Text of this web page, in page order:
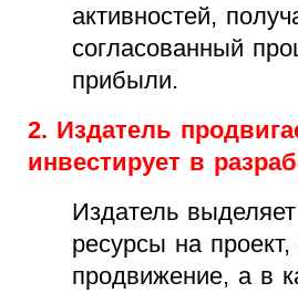
активностей,
согласованный
прибыли.
2. Издатель
инвестирует в
Издатель
ресурсы на
продвижение, а в